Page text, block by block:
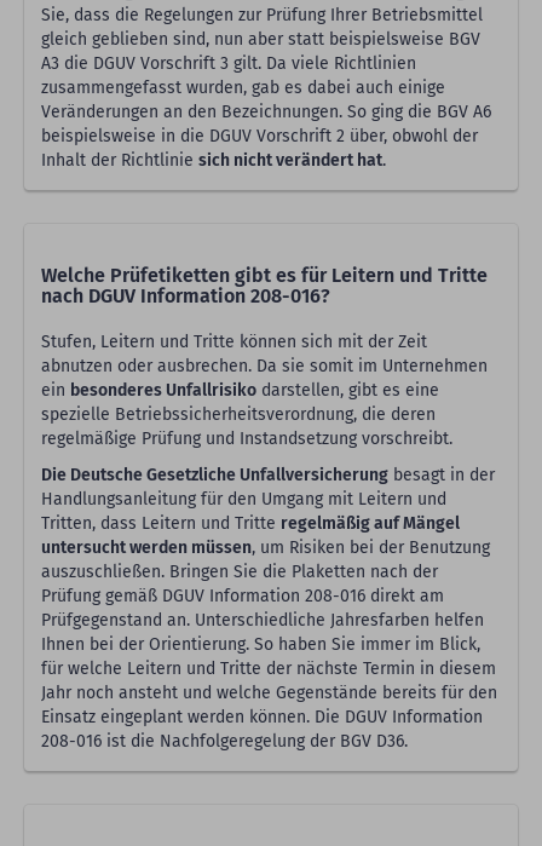
Sie, dass die Regelungen zur Prüfung Ihrer Betriebsmittel
gleich geblieben sind, nun aber statt beispielsweise BGV
A3 die DGUV Vorschrift 3 gilt. Da viele Richtlinien
zusammengefasst wurden, gab es dabei auch einige
Veränderungen an den Bezeichnungen. So ging die BGV A6
beispielsweise in die DGUV Vorschrift 2 über, obwohl der
Inhalt der Richtlinie sich nicht verändert hat.
Welche Prüfetiketten gibt es für Leitern und Tritte
nach DGUV Information 208-016?
Stufen, Leitern und Tritte können sich mit der Zeit
abnutzen oder ausbrechen. Da sie somit im Unternehmen
ein besonderes Unfallrisiko darstellen, gibt es eine
spezielle Betriebssicherheitsverordnung, die deren
regelmäßige Prüfung und Instandsetzung vorschreibt.
Die Deutsche Gesetzliche Unfallversicherung besagt in der
Handlungsanleitung für den Umgang mit Leitern und
Tritten, dass Leitern und Tritte regelmäßig auf Mängel
untersucht werden müssen, um Risiken bei der Benutzung
auszuschließen. Bringen Sie die Plaketten nach der
Prüfung gemäß DGUV Information 208-016 direkt am
Prüfgegenstand an. Unterschiedliche Jahresfarben helfen
Ihnen bei der Orientierung. So haben Sie immer im Blick,
für welche Leitern und Tritte der nächste Termin in diesem
Jahr noch ansteht und welche Gegenstände bereits für den
Einsatz eingeplant werden können. Die DGUV Information
208-016 ist die Nachfolgeregelung der BGV D36.